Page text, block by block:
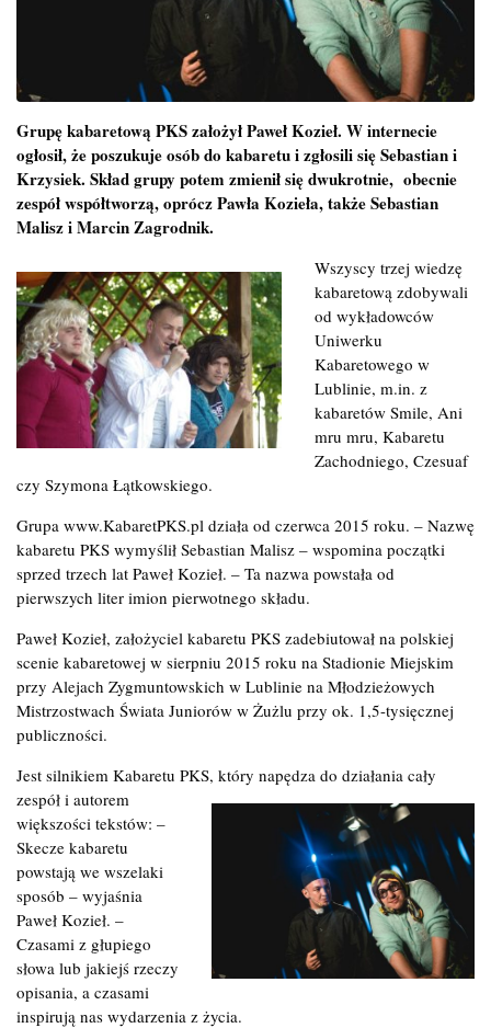
Grupę kabaretową PKS założył Paweł Kozieł. W internecie
ogłosił, że poszukuje osób do kabaretu i zgłosili się Sebastian i
Krzysiek. Skład grupy potem zmienił się dwukrotnie, obecnie
zespół współtworzą, oprócz Pawła Kozieła, także Sebastian
Malisz i Marcin Zagrodnik.
Wszyscy trzej wiedzę
kabaretową zdobywali
od wykładowców
Uniwerku
Kabaretowego w
Lublinie, m.in. z
kabaretów Smile, Ani
mru mru, Kabaretu
Zachodniego, Czesuaf
czy Szymona Łątkowskiego.
Grupa www.KabaretPKS.pl działa od czerwca 2015 roku. – Nazwę
kabaretu PKS wymyślił Sebastian Malisz – wspomina początki
sprzed trzech lat Paweł Kozieł. – Ta nazwa powstała od
pierwszych liter imion pierwotnego składu.
Paweł Kozieł, założyciel kabaretu PKS zadebiutował na polskiej
scenie kabaretowej w sierpniu 2015 roku na Stadionie Miejskim
przy Alejach Zygmuntowskich w Lublinie na Młodzieżowych
Mistrzostwach Świata Juniorów w Żużlu przy ok. 1,5-tysięcznej
publiczności.
Jest silnikiem Kabaretu PKS, który napędza do działania cały
zespół i autorem
większości tekstów: –
Skecze kabaretu
powstają we wszelaki
sposób – wyjaśnia
Paweł Kozieł. –
Czasami z głupiego
słowa lub jakiejś rzeczy
opisania, a czasami
inspirują nas wydarzenia z życia.